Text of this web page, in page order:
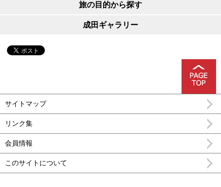
旅の目的から探す
成田ギャラリー
サイトマップ
リンク集
会員情報
このサイトについて